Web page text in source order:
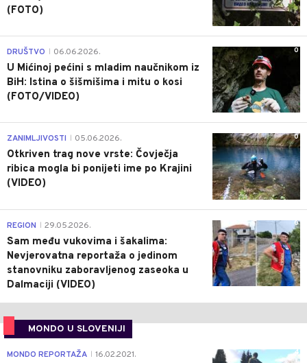
(FOTO)
0
DRUŠTVO 06.06.2026.
U Mićinoj pećini s mladim naučnikom iz
BiH: Istina o šišmišima i mitu o kosi
(FOTO/VIDEO)
0
ZANIMLJIVOSTI 05.06.2026.
Otkriven trag nove vrste: Čovječja
ribica mogla bi ponijeti ime po Krajini
(VIDEO)
0
REGION 29.05.2026.
Sam među vukovima i šakalima:
Nevjerovatna reportaža o jedinom
stanovniku zaboravljenog zaseoka u
Dalmaciji (VIDEO)
MONDO U SLOVENIJI
4
MONDO REPORTAŽA 16.02.2021.